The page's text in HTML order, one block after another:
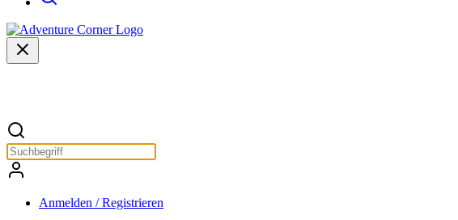
Anmelden / Registrieren